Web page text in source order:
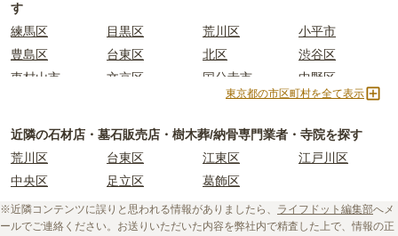
す
練馬区
目黒区 荒川区
小平市
豊島区
台東区 北区
渋谷区
東村山市
文京区 国分寺市
中野区
東大和市
西東京市
日野市
八王子市 大田区
中央区
東京都の市区町村を全て表示
近隣の石材店・墓石販売店・樹木葬/納骨専門業者・寺院を探す
荒川区
台東区 江東区
江戸川区
中央区
足立区 葛飾区
※近隣コンテンツに誤りと思われる情報がありましたら、 ライフドット編集部へメ
ールでご連絡ください。お送りいただいた内容を弊社内で精査した上で、情報の正